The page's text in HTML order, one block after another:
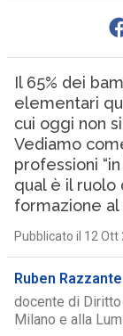
Il 65% dei
elementari
cui oggi non
Vediamo
professioni
qual è il ruolo
formazione
Pubblicato il 12 Ott
Ruben Razzante
docente di Diritto
Milano e alla